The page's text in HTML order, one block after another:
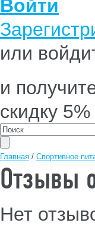
Войти
или
и
скидку 5%
Главная / Спортивное
Отзывы
Нет